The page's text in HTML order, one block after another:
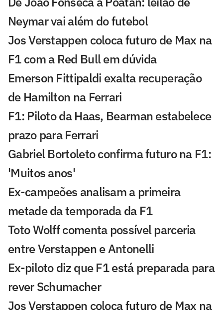
Neymar vai além do futebol
Jos Verstappen coloca futuro de Max na
F1 com a Red Bull em dúvida
Emerson Fittipaldi exalta recuperação
de Hamilton na Ferrari
F1: Piloto da Haas, Bearman estabelece
prazo para Ferrari
Gabriel Bortoleto confirma futuro na F1:
'Muitos anos'
Ex-campeões analisam a primeira
metade da temporada da F1
Toto Wolff comenta possível parceria
entre Verstappen e Antonelli
Ex-piloto diz que F1 está preparada para
rever Schumacher
Jos Verstappen coloca futuro de Max na